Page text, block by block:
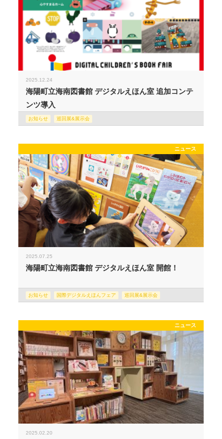
2025.12.24
海陽町立海南図書館 デジタルえほん室 追加コンテ
ンツ導入
お知らせ 巡回展&展示会
ニュース
2025.07.25
海陽町立海南図書館 デジタルえほん室 開館！
お知らせ 国際デジタルえほんフェア 巡回展&展示会
ニュース
2025.02.20